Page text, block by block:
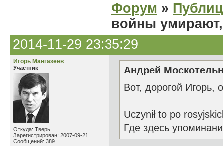
Форум »
войны
2014-11-29 23:35:29
Игорь Мангазеев
Участник
Откуда: Тверь
Зарегистрирован: 2007-09-21
Сообщений: 389
Андрей
Вот, дорогой Игорь,
Uczynił to po
Где здесь